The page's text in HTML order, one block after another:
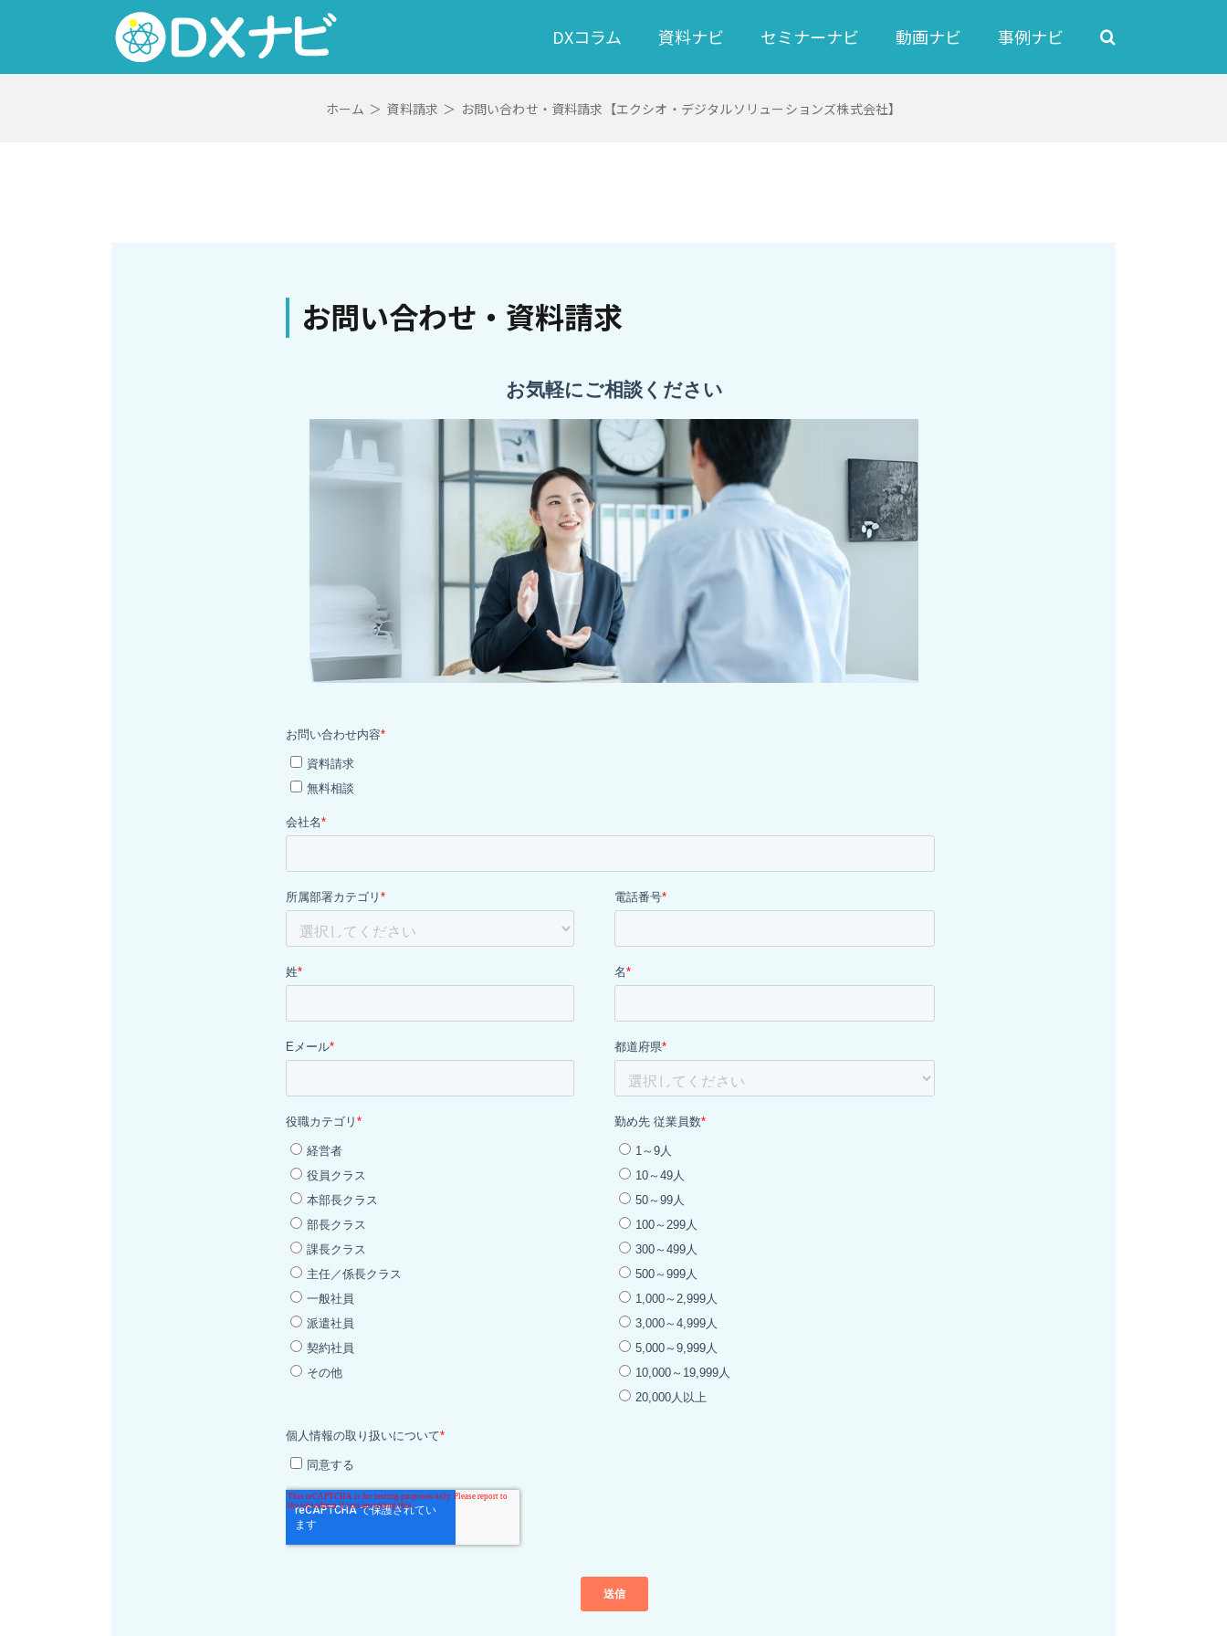
DXコラム 資料ナビ セミナーナビ 動画ナビ 事例ナビ
ホーム ＞ 資料請求 ＞ お問い合わせ・資料請求【エクシオ・デジタルソリューションズ株式会社】
お問い合わせ・資料請求